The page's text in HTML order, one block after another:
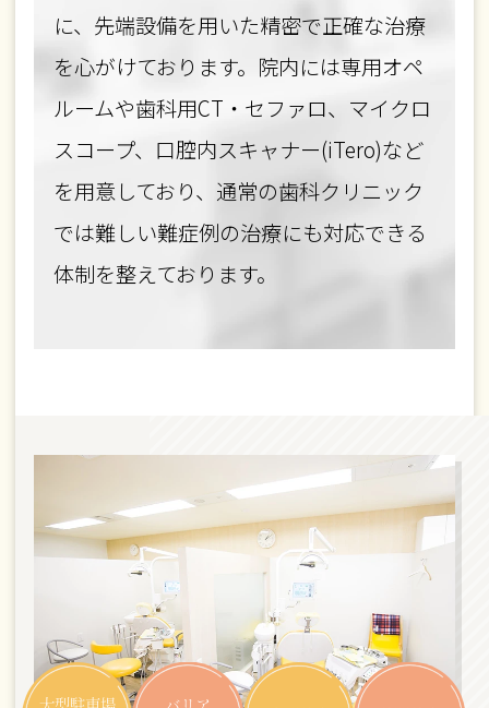
に、先端設備を用いた精密で正確な治療
を心がけております。院内には専用オペ
ルームや歯科用CT・セファロ、マイクロ
スコープ、口腔内スキャナー(iTero)など
を用意しており、通常の歯科クリニック
では難しい難症例の治療にも対応できる
体制を整えております。